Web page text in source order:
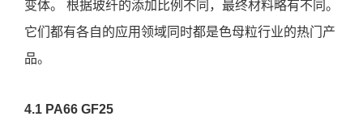
变体。 根据玻纤的添加比例不同，最终材料略有不同。
它们都有各自的应用领域同时都是色母粒行业的热门产
品。
4.1 PA66 GF25